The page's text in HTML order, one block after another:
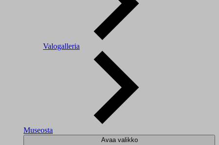
Valogalleria
Museosta
Avaa valikko